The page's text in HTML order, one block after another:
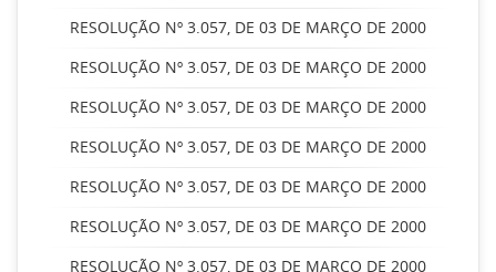
RESOLUÇÃO Nº 3.057, DE 03 DE MARÇO DE 2000
RESOLUÇÃO Nº 3.057, DE 03 DE MARÇO DE 2000
RESOLUÇÃO Nº 3.057, DE 03 DE MARÇO DE 2000
RESOLUÇÃO Nº 3.057, DE 03 DE MARÇO DE 2000
RESOLUÇÃO Nº 3.057, DE 03 DE MARÇO DE 2000
RESOLUÇÃO Nº 3.057, DE 03 DE MARÇO DE 2000
RESOLUÇÃO Nº 3.057, DE 03 DE MARÇO DE 2000